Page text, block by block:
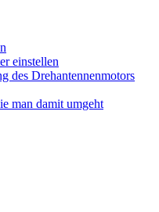
einstellen
des Drehantennenmotors
man damit umgeht